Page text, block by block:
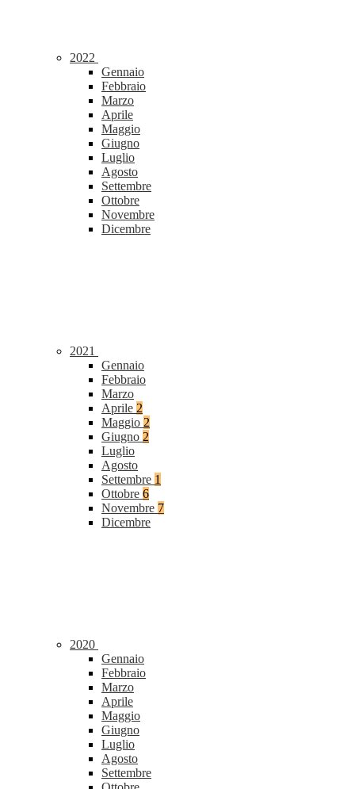
2022
Gennaio
Febbraio
Marzo
Aprile
Maggio
Giugno
Luglio
Agosto
Settembre
Ottobre
Novembre
Dicembre
2021
Gennaio
Febbraio
Marzo
Aprile 2
Maggio 2
Giugno 2
Luglio
Agosto
Settembre 1
Ottobre 6
Novembre 7
Dicembre
2020
Gennaio
Febbraio
Marzo
Aprile
Maggio
Giugno
Luglio
Agosto
Settembre